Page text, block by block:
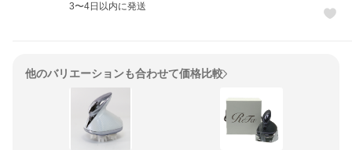
3〜4日以内に発送
他のバリエーションも合わせて価格比較